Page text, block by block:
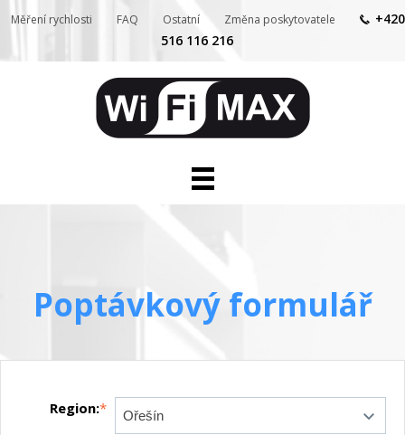
Měření rychlosti FAQ Ostatní Změna poskytovatele
+420
516 116 216
Internet pro domácnosti
Kontakty
IP kamery
Poptávkový formulář
Region:*